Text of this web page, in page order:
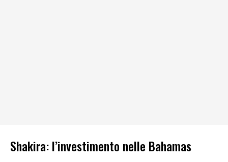
Shakira: l’investimento nelle Bahamas